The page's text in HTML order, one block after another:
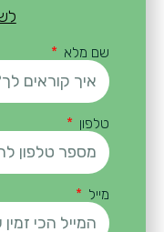
שם מלא
טלפון
מייל